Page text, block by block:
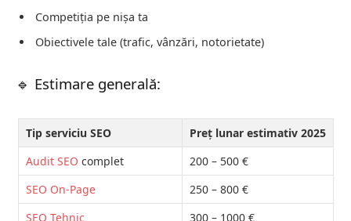
Competiția pe nișa ta
Obiectivele tale (trafic, vânzări, notorietate)
🔹 Estimare generală:
Tip serviciu SEO
Preț lunar estimativ 2025
Audit SEO complet
200 – 500 €
SEO On-Page
250 – 800 €
SEO Tehnic
300 – 1000 €